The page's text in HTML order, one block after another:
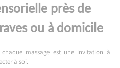
près de
ou à domicile
massage est une invitation à
à soi.